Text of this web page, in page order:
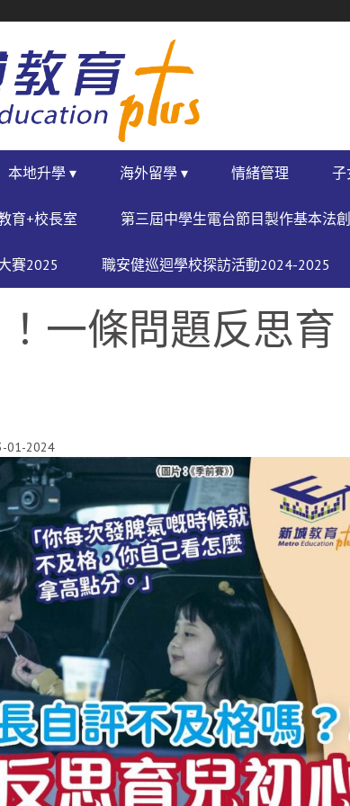
本地升學 ▾ 海外留學 ▾ 情緒管理 子
育+校長室 第三屆中學生電台節目製作基本法
賽2025 職安健巡迴學校探訪活動2024-2025
一條問題反思育
01-2024